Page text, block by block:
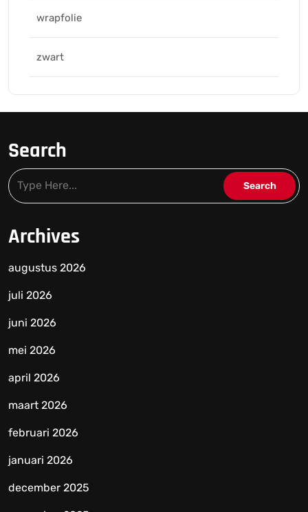
wrapfolie
zwart
Search
Archives
augustus 2026
juli 2026
juni 2026
mei 2026
april 2026
maart 2026
februari 2026
januari 2026
december 2025